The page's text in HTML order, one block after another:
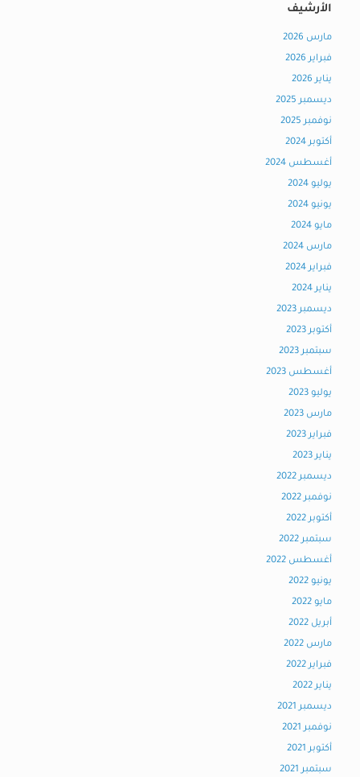
الأرشيف
مارس 2026
فبراير 2026
يناير 2026
ديسمبر 2025
نوفمبر 2025
أكتوبر 2024
أغسطس 2024
يوليو 2024
يونيو 2024
مايو 2024
مارس 2024
فبراير 2024
يناير 2024
ديسمبر 2023
أكتوبر 2023
سبتمبر 2023
أغسطس 2023
يوليو 2023
مارس 2023
فبراير 2023
يناير 2023
ديسمبر 2022
نوفمبر 2022
أكتوبر 2022
سبتمبر 2022
أغسطس 2022
يونيو 2022
مايو 2022
أبريل 2022
مارس 2022
فبراير 2022
يناير 2022
ديسمبر 2021
نوفمبر 2021
أكتوبر 2021
سبتمبر 2021